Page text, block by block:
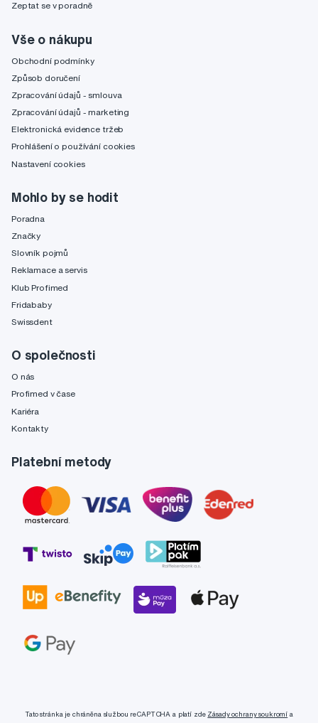
Zeptat se v poradně
Vše o nákupu
Obchodní podmínky
Způsob doručení
Zpracování údajů - smlouva
Zpracování údajů - marketing
Elektronická evidence tržeb
Prohlášení o používání cookies
Nastavení cookies
Mohlo by se hodit
Poradna
Značky
Slovník pojmů
Reklamace a servis
Klub Profimed
Fridababy
Swissdent
O společnosti
O nás
Profimed v čase
Kariéra
Kontakty
Platební metody
Tato stránka je chráněna službou reCAPTCHA a platí zde Zásady ochrany soukromí a